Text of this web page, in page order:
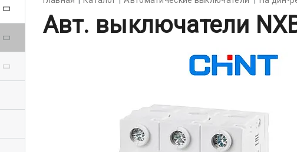
Авт. выключатели